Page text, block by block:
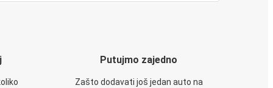
Putujmo zajedno
Zašto dodavati još jedan auto na